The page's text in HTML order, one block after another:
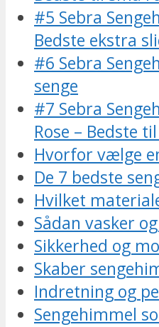
#5 Sebra
Bedste ekstra
#6 Sebra
senge
#7 Sebra
Rose – Bedste
Hvorfor vælge
De 7 bedste
Hvilket
Sådan vasker
Sikkerhed og
Skaber
Indretning og
Sengehimmel